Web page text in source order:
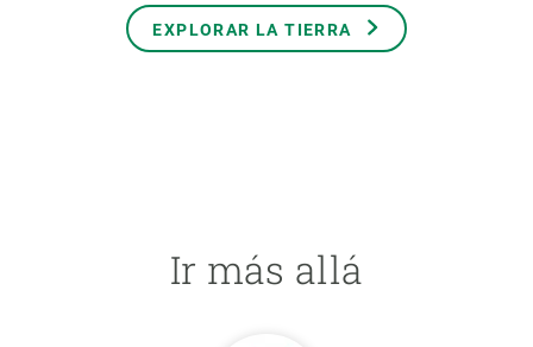
EXPLORAR LA TIERRA
Ir más allá